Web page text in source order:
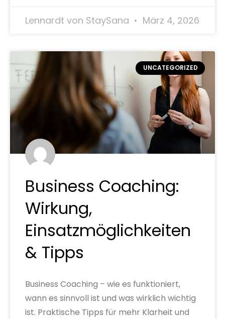
Lennardt von StaySana März 4, 2026
UNCATEGORIZED
Business Coaching:
Wirkung,
Einsatzmöglichkeiten
& Tipps
Business Coaching – wie es funktioniert,
wann es sinnvoll ist und was wirklich wichtig
ist. Praktische Tipps für mehr Klarheit und